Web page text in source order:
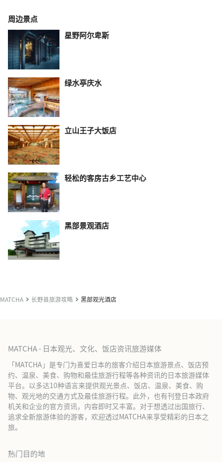
周边景点
星野阿尔卑斯
绿水亭庆水
立山王子大饭店
轻松的客房古乡工艺中心
黑部景观酒店
MATCHA 长野县旅游攻略 黑部观光酒店
MATCHA - 日本观光、文化、饭店资讯旅游媒体
「MATCHA」是专门为喜爱日本的旅客介绍日本旅游景点、饭店预
约、温泉、美食、购物和最佳旅游行程等各种资讯的日本旅游媒体
平台。以多达10种语言来提供观光景点、饭店、温泉、美食、购
物、观光地的交通方式及最佳旅游行程。此外，也有刊登日本政府
机关和企业的官方资讯，内容即时又丰富。对于想透过出国旅行、
追求全新旅游体验的游客，欢迎透过MATCHA来享受精彩的日本之
旅。
热门目的地